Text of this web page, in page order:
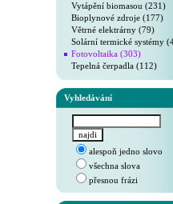
Vytápění biomasou (231)
Bioplynové zdroje (177)
Větrné elektrárny (79)
Solární termické systémy
Fotovoltaika (303)
Tepelná čerpadla (112)
Vyhledávání
alespoň jedno slovo
všechna slova
přesnou frázi